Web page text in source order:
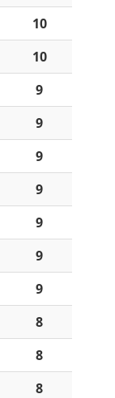
10
10
9
9
9
9
9
9
9
8
8
8